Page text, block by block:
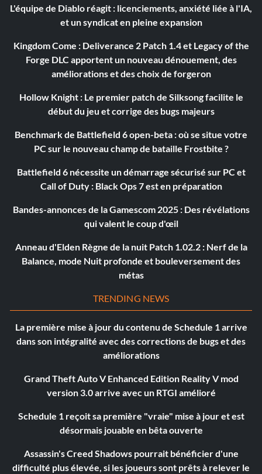
L'équipe de Diablo réagit : licenciements, anxiété liée à l'IA,
et un syndicat en pleine expansion
Kingdom Come : Deliverance 2 Patch 1.4 et Legacy of the
Forge DLC apportent un nouveau dénouement, des
améliorations et des choix de forgeron
Hollow Knight : Le premier patch de Silksong facilite le
début du jeu et corrige des bugs majeurs
Benchmark de Battlefield 6 open-beta : où se situe votre
PC sur le nouveau champ de bataille Frostbite ?
Battlefield 6 nécessite un démarrage sécurisé sur PC et
Call of Duty : Black Ops 7 est en préparation
Bandes-annonces de la Gamescom 2025 : Des révélations
qui valent le coup d'œil
Anneau d'Elden Règne de la nuit Patch 1.02.2 : Nerf de la
Balance, mode Nuit profonde et bouleversement des
métas
TRENDING NEWS
La première mise à jour du contenu de Schedule 1 arrive
dans son intégralité avec des corrections de bugs et des
améliorations
Grand Theft Auto V Enhanced Edition Reality V mod
version 3.0 arrive avec un RTGI amélioré
Schedule 1 reçoit sa première "vraie" mise à jour et est
désormais jouable en bêta ouverte
Assassin's Creed Shadows pourrait bénéficier d'une
difficulté plus élevée, si les joueurs sont prêts à relever le